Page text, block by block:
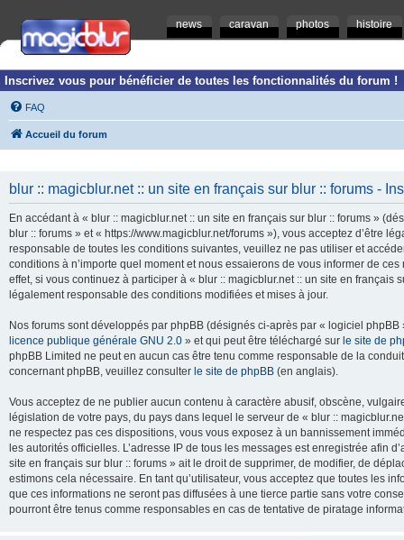
news caravan photos histoire
Inscrivez vous pour bénéficier de toutes les fonctionnalités du forum !
FAQ
Accueil du forum
blur :: magicblur.net :: un site en français sur blur :: forums -
En accédant à « blur :: magicblur.net :: un site en français sur blur :: forums »
blur :: forums » et « https://www.magicblur.net/forums »), vous acceptez d’être
responsable de toutes les conditions suivantes, veuillez ne pas utiliser et
conditions à n’importe quel moment et nous essaierons de vous informer de
effet, si vous continuez à participer à « blur :: magicblur.net :: un site en
légalement responsable des conditions modifiées et mises à jour.
Nos forums sont développés par phpBB (désignés ci-après par « logiciel
licence publique générale GNU 2.0 » et qui peut être téléchargé sur le site de
phpBB Limited ne peut en aucun cas être tenu comme responsable de la
concernant phpBB, veuillez consulter le site de phpBB (en anglais).
Vous acceptez de ne publier aucun contenu à caractère abusif, obscène,
législation de votre pays, du pays dans lequel le serveur de « blur ::
ne respectez pas ces dispositions, vous vous exposez à un bannissement
les autorités officielles. L’adresse IP de tous les messages est enregistrée afin
site en français sur blur :: forums » ait le droit de supprimer, de modifier, de
estimons cela nécessaire. En tant qu’utilisateur, vous acceptez que toutes les
que ces informations ne seront pas diffusées à une tierce partie sans votre
pourront être tenus comme responsables en cas de tentative de piratage